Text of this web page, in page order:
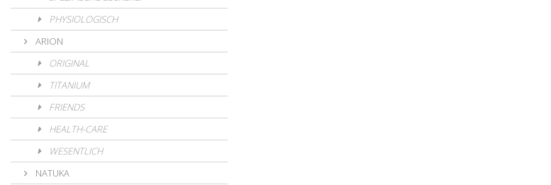
PHYSIOLOGISCH
ARION
ORIGINAL
TITANIUM
FRIENDS
HEALTH-CARE
WESENTLICH
NATUKA